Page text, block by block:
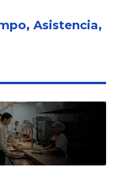
Asistencia,